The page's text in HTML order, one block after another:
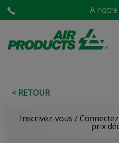
A
< RETOUR
Inscrivez-vous /
prix